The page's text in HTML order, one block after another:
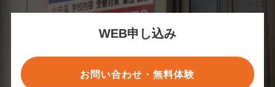
WEB申し込み
お問い合わせ・無料体験